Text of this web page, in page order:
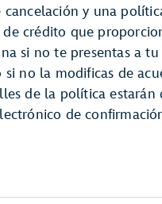
y una
crédito que
si no te presentas a
no la modificas de
de la política estarán
de